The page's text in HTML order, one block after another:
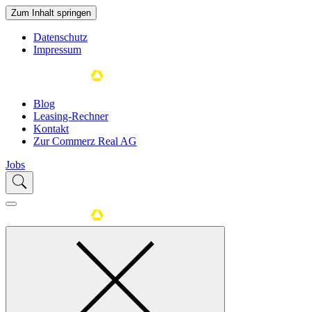
Zum Inhalt springen
Datenschutz
Impressum
Blog
Leasing-Rechner
Kontakt
Zur Commerz Real AG
Jobs